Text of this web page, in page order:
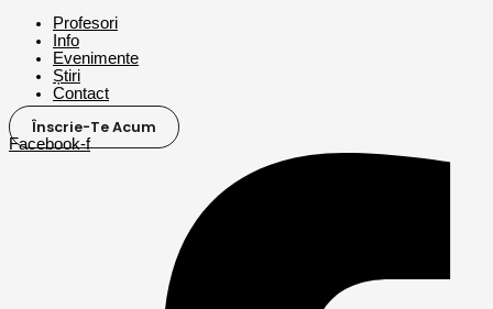
Profesori
Info
Evenimente
Știri
Contact
Înscrie-Te Acum
Facebook-f